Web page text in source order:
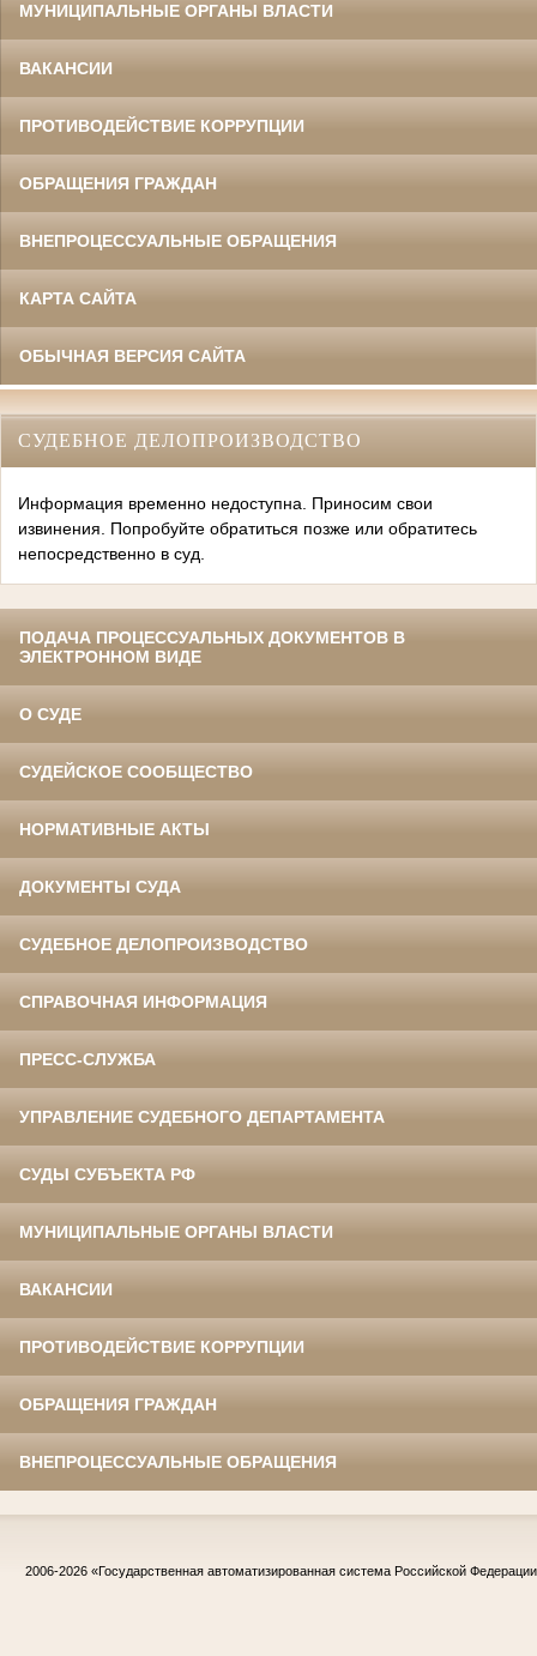
МУНИЦИПАЛЬНЫЕ ОРГАНЫ ВЛАСТИ
ВАКАНСИИ
ПРОТИВОДЕЙСТВИЕ КОРРУПЦИИ
ОБРАЩЕНИЯ ГРАЖДАН
ВНЕПРОЦЕССУАЛЬНЫЕ ОБРАЩЕНИЯ
КАРТА САЙТА
ОБЫЧНАЯ ВЕРСИЯ САЙТА
СУДЕБНОЕ ДЕЛОПРОИЗВОДСТВО
Информация временно недоступна. Приносим свои
извинения. Попробуйте обратиться позже или обратитесь
непосредственно в суд.
ПОДАЧА ПРОЦЕССУАЛЬНЫХ ДОКУМЕНТОВ В
ЭЛЕКТРОННОМ ВИДЕ
О СУДЕ
СУДЕЙСКОЕ СООБЩЕСТВО
НОРМАТИВНЫЕ АКТЫ
ДОКУМЕНТЫ СУДА
СУДЕБНОЕ ДЕЛОПРОИЗВОДСТВО
СПРАВОЧНАЯ ИНФОРМАЦИЯ
ПРЕСС-СЛУЖБА
УПРАВЛЕНИЕ СУДЕБНОГО ДЕПАРТАМЕНТА
СУДЫ СУБЪЕКТА РФ
МУНИЦИПАЛЬНЫЕ ОРГАНЫ ВЛАСТИ
ВАКАНСИИ
ПРОТИВОДЕЙСТВИЕ КОРРУПЦИИ
ОБРАЩЕНИЯ ГРАЖДАН
ВНЕПРОЦЕССУАЛЬНЫЕ ОБРАЩЕНИЯ
2006-2026 «Государственная автоматизированная система Российской